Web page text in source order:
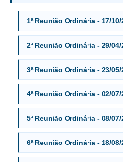
Audiências e Sessões
Calendário das Sessões da
Calendário de Sessões da 2ª
Calendário das Sessões da
Carta de Serviços ao
Cartilhas
Cadastro de Peritos,
Calendários
1ª Reunião Ordinária - 17/10/
2ª Reunião Ordinária - 29/04/
3ª Reunião Ordinária - 23/05/
4ª Reunião Ordinária - 02/07/
5ª Reunião Ordinária - 08/07/
6ª Reunião Ordinária - 18/08/